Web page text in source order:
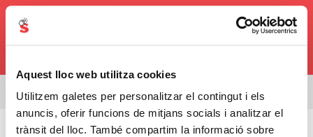
Aquest lloc web utilitza cookies
Utilitzem galetes per personalitzar el contingut i els
anuncis, oferir funcions de mitjans socials i analitzar el
trànsit del lloc. També compartim la informació sobre
0,00€
Estás viendo el surtido de 08338
Cuidado Personal Productos Corporales